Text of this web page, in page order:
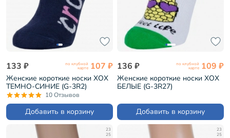
133 ₽ по клубной
карте 107 ₽
Женские короткие носки ХОХ
ТЕМНО-СИНИЕ (G-3R2)
10 Отзывов
Добавить в корзину
136 ₽ по клубной
карте 109 ₽
Женские короткие носки ХОХ
БЕЛЫЕ (G-3R27)
Добавить в корзину
23
25
23
25